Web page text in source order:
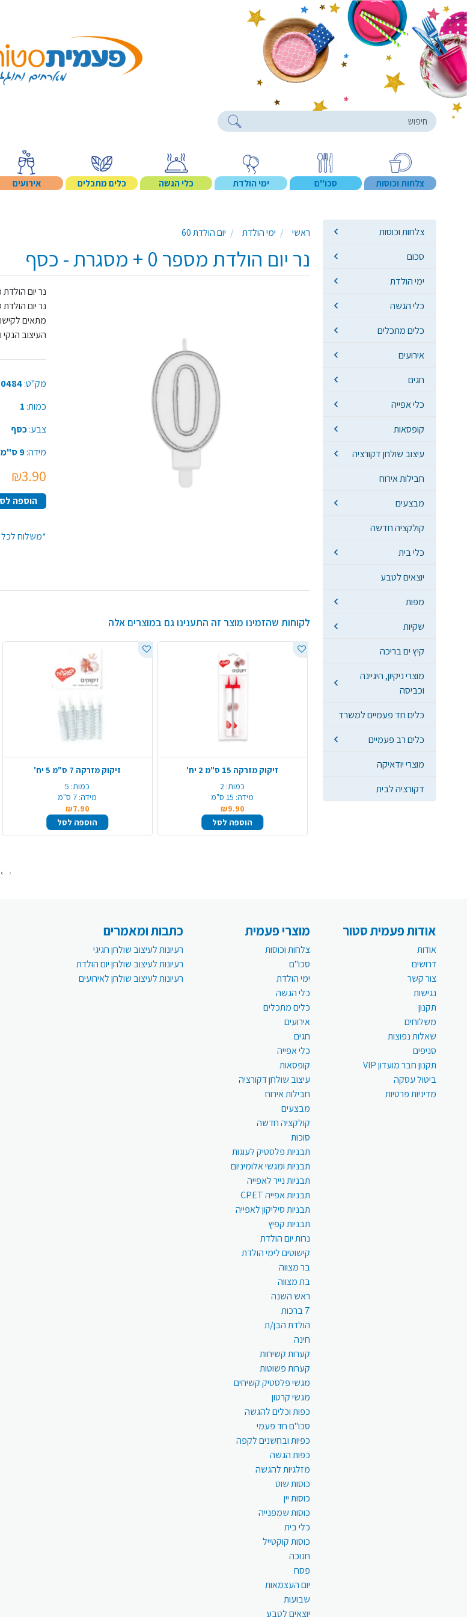
Search products
צלחות וכוסות סכו"ם ימי הולדת כלי הגשה כלים מתכלים אירועים
צלחות וכוסות
סכום
ימי הולדת
כלי הגשה
כלים מתכלים
אירועים
חגים
כלי אפייה
קופסאות
עיצוב שולחן דקורציה
חבילות אירוח
מבצעים
קולקציה חדשה
כלי בית
יוצאים לטבע
מפות
שקיות
קיץ ים בריכה
מוצרי ניקיון, היגיינה
וכביסה
כלים חד פעמיים למשרד
כלים רב פעמיים
מוצרי יודאיקה
דקורציה לבית
ראשי ימי הולדת יום הולדת 60
נר יום הולדת מספר 0 + מסגרת - כסף
נר יום הולדת מספר 0 +
נר יום
מתאים
העיצוב הנקי
מק"ט:
כמות: 1
צבע:כסף
מידה:9 ס"מ
₪3.90
הוספה
*משלוח לכל הארץ עד 5 ימי עסקים*זמן
לקוחות שהזמינו מוצר זה התענינו גם במוצרים אלה
זיקוק מזרקה 15 ס"מ 2 יח'
כמות: 2
מידה: 15 ס"מ
₪9.90
הוספה לסל
זיקוק מזרקה 7 ס"מ 5 יח'
כמות: 5
מידה: 7 ס"מ
₪7.90
הוספה לסל
‹
›
אודות פעמית סטור
אודות
דרושים
צור קשר
נגישות
תקנון
משלוחים
שאלות נפוצות
סניפים
תקנון חבר מועדון VIP
ביטול עסקה
מדיניות פרטיות
מוצרי פעמית
צלחות וכוסות
סכו"ם
ימי הולדת
כלי הגשה
כלים מתכלים
אירועים
חגים
כלי אפייה
קופסאות
עיצוב שולחן דקורציה
חבילות אירוח
מבצעים
קולקציה חדשה
סוכות
תבניות פלסטיק לעוגות
תבניות ומגשי אלומיניום
תבניות נייר לאפייה
תבניות אפייה CPET
תבניות סיליקון לאפייה
תבניות קפיץ
נרות יום הולדת
קישוטים לימי הולדת
בר מצווה
בת מצווה
ראש השנה
7 ברכות
הולדת הבן/ת
חינה
קערות קשיחות
קערות פשוטות
מגשי פלסטיק קשיחים
מגשי קרטון
כפות וכלים להגשה
סכו"ם חד פעמי
כפיות ובחשנים לקפה
כפות הגשה
מזלגיות להגשה
כוסות שוט
כוסות יין
כוסות שמפנייה
כלי בית
כוסות קוקטייל
חנוכה
פסח
יום העצמאות
שבועות
יוצאים לטבע
כתבות ומאמרים
רעיונות לעיצוב שולחן חגיגי
רעיונות לעיצוב שולחן יום הולדת
רעיונות לעיצוב שולחן לאירועים